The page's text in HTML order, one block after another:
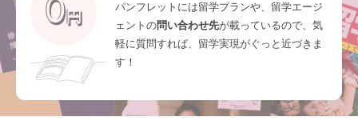
パンフレットには留学プランや、留学エージ
ェントの問い合わせ先が載っているので、気
軽に質問すれば、留学実現がぐっと近づきま
す！